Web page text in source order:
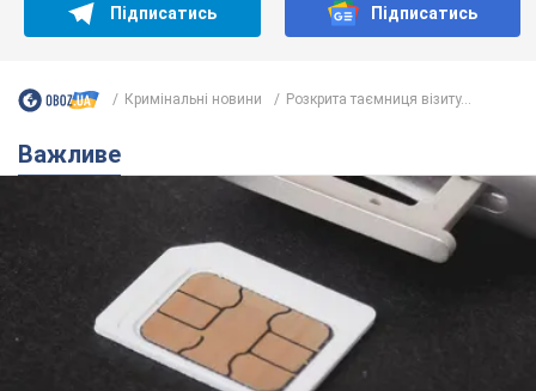
Підписатись Підписатись
Кримінальні новини Розкрита таємниця візиту...
Важливе